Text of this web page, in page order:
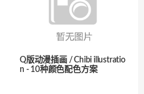
Q版动漫插画 / Chibi illustratio
n - 10种颜色配色方案